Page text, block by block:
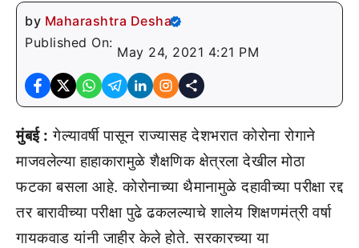
by Maharashtra Desha
Published On:
May 24, 2021 4:21 PM
मुंबई : गेल्यावर्षी पासून राज्यासह देशभरात कोरोना रोगाने
माजवलेल्या हाहाकारामुळे शैक्षणिक क्षेत्रला देखील मोठा
फटका बसला आहे. कोरोनाच्या थैमानामुळे दहावीच्या परीक्षा रद्द
तर बारावीच्या परीक्षा पुढे ढकलल्याचे शालेय शिक्षणमंत्री वर्षा
गायकवाड यांनी जाहीर केले होते. सरकारच्या या